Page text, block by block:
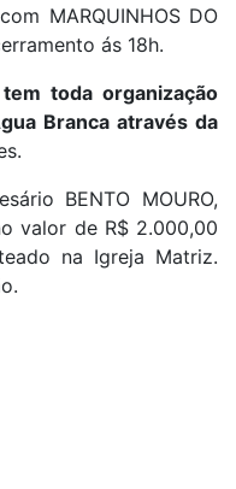
MARQUINHOS DO
ás 18h.
toda organização
Branca através da
BENTO MOURO,
valor de R$ 2.000,00
na Igreja Matriz.